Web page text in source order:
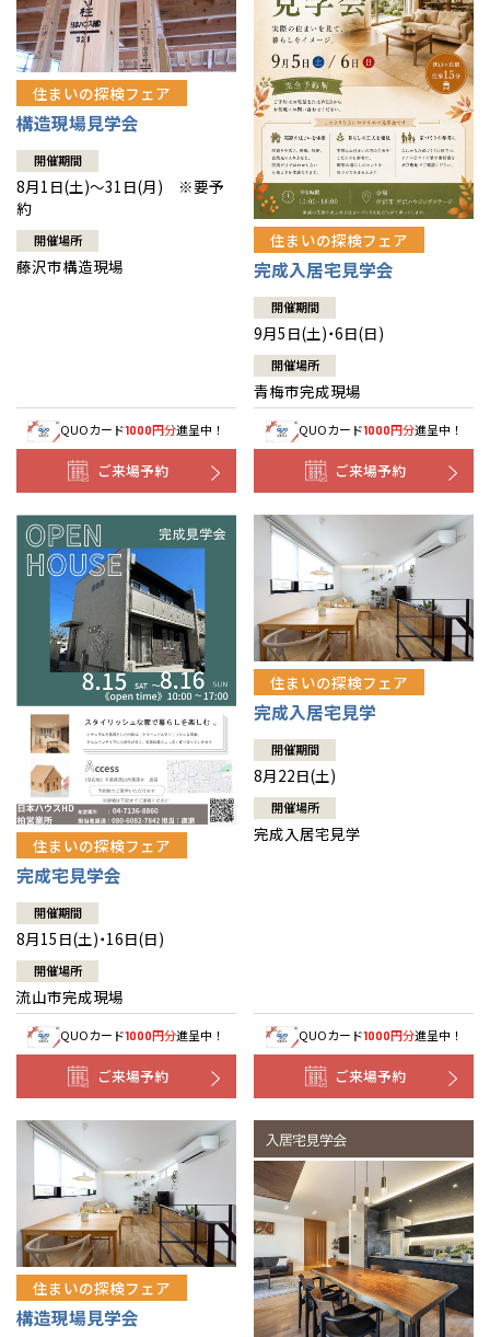
住まいの探検フェア
構造現場見学会
開催期間
8月1日(土)～31日(月) ※要予
約
開催場所
藤沢市構造現場
QUOカード1000円分進呈中！
ご来場予約
住まいの探検フェア
完成入居宅見学会
開催期間
9月5日(土)・6日(日)
開催場所
青梅市完成現場
QUOカード1000円分進呈中！
ご来場予約
住まいの探検フェア
完成宅見学会
開催期間
8月15日(土)・16日(日)
開催場所
流山市完成現場
QUOカード1000円分進呈中！
ご来場予約
住まいの探検フェア
完成入居宅見学
開催期間
8月22日(土)
開催場所
完成入居宅見学
QUOカード1000円分進呈中！
ご来場予約
住まいの探検フェア
構造現場見学会